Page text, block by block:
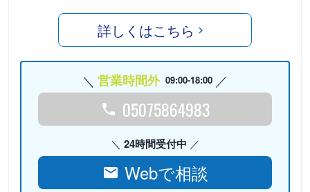
詳しくはこちら
営業時間外 09:00-18:00
05075864983
24時間受付中
Webで相談